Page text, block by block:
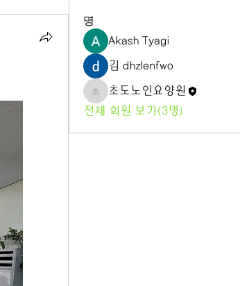
명
Akash Tyagi
김 dhzlenfwo
초도노인요양원
초도노인요양원
전체 회원 보기(3명)